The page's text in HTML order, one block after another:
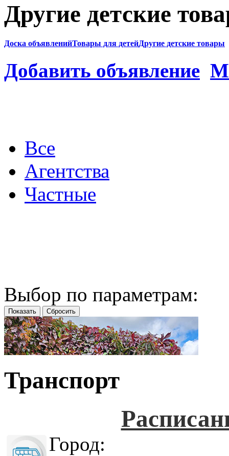
Другие детские
Доска объявленийТовары для детейДругие детские товары
Добавить объявление
Все
Агентства
Частные
Выбор по параметрам:
Транспорт
Город: